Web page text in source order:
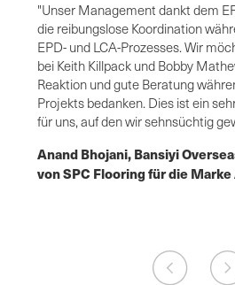
"Unser Management dankt dem
die reibungslose Koordination
EPD- und LCA-Prozesses. Wir
bei Keith Killpack und Bobby
Reaktion und gute Beratung
Projekts bedanken. Dies ist ein
für uns, auf den wir sehnsüchtig
Anand Bhojani, Bansiyi
von SPC Flooring für die